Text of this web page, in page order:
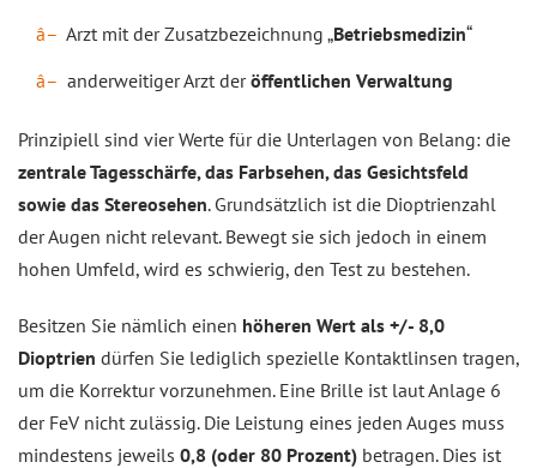
Arzt mit der Zusatzbezeichnung „Betriebsmedizin“
anderweitiger Arzt deröffentlichen Verwaltung
Prinzipiell sind vier Werte für die Unterlagen von Belang: die
zentrale Tagesschärfe, das Farbsehen, das Gesichtsfeld
sowie das Stereosehen. Grundsätzlich ist die Dioptrienzahl
der Augen nicht relevant. Bewegt sie sich jedoch in einem
hohen Umfeld, wird es schwierig, den Test zu bestehen.
Besitzen Sie nämlich einen höheren Wert als +/- 8,0
Dioptrien dürfen Sie lediglich spezielle Kontaktlinsen tragen,
um die Korrektur vorzunehmen. Eine Brille ist laut Anlage 6
der FeV nicht zulässig. Die Leistung eines jeden Auges muss
mindestens jeweils 0,8 (oder 80 Prozent) betragen. Dies ist